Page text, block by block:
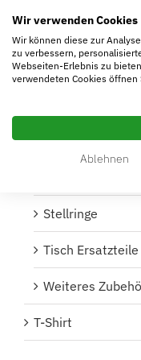
Kickerstangen
Lager und
Schmiermittel
Stellringe
Tisch Ersatzteile
Weiteres
T-Shirt
Wir verwenden Cookies
Wir können diese zur
zu verbessern,
Webseiten-Erlebnis zu
verwendeten Cookies öffnen
Ablehnen